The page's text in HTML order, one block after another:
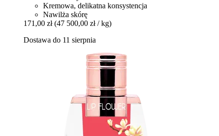
Kremowa, delikatna konsystencja
Nawilża skórę
171,00 zł (47 500,00 zł / kg)
Dostawa do 11 sierpnia